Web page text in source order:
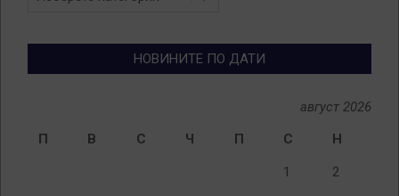
НОВИНИТЕ ПО ДАТИ
август 2026
П
В С Ч П С Н
1 2